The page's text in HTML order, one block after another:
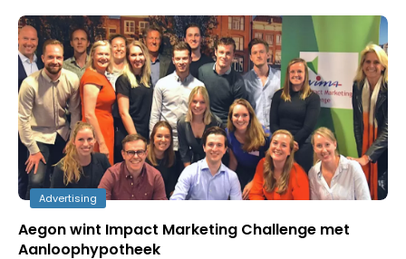
Advertising
Aegon wint Impact Marketing Challenge met
Aanloophypotheek